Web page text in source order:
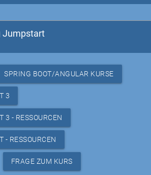
Jumpstart
SPRING BOOT/ANGULAR KURSE
3
3 - RESSOURCEN
- RESSOURCEN
FRAGE ZUM KURS